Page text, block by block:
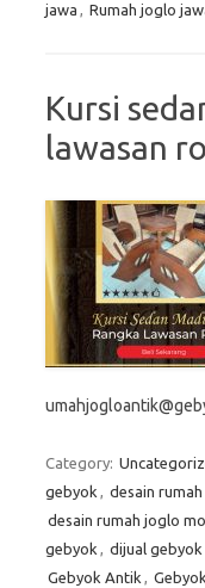
jawa , Rumah joglo
Kursi
lawasan
Category:
gebyok , desain
desain rumah joglo
gebyok , dijual gebyok
Gebyok Antik ,